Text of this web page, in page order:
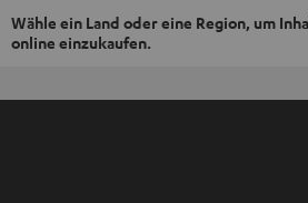
Wähle ein Land oder eine Region, um
online einzukaufen.